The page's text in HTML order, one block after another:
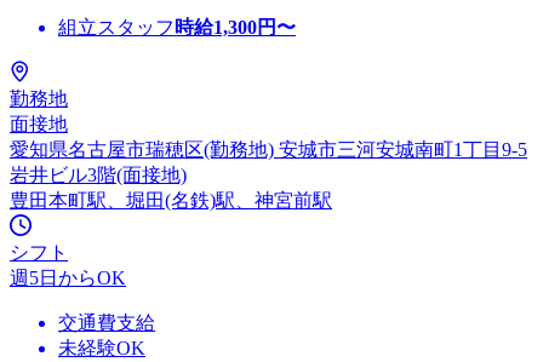
組立スタッフ 時給1,300円〜
勤務地
面接地
愛知県名古屋市瑞穂区(勤務地) 安城市三河安城南町1丁目9-5
岩井ビル3階(面接地)
豊田本町駅、堀田(名鉄)駅、神宮前駅
シフト
週5日からOK
交通費支給
未経験OK